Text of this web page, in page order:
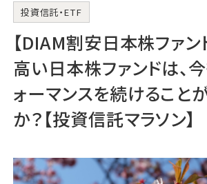
エキスパート一覧
無料講座
コラム
利用者の声
無料ご相談 ログイン
投資信託・ETF
【DIAM割安日本株ファン
高い日本株ファンドは、
ォーマンスを続けること
か？【投資信託マラソン】